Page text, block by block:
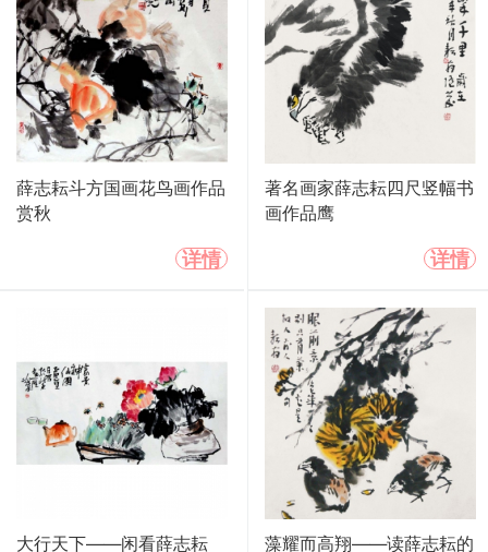
薛志耘斗方国画花鸟画作品
赏秋
详情
著名画家薛志耘四尺竖幅书
画作品鹰
详情
大行天下——闲看薛志耘
藻耀而高翔——读薛志耘的